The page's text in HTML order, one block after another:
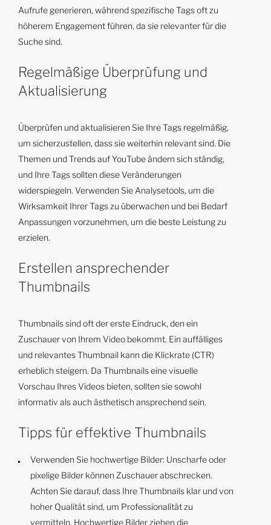
Aufrufe generieren, während spezifische Tags oft zu
höherem Engagement führen, da sie relevanter für die
Suche sind.
Regelmäßige Überprüfung und
Aktualisierung
Überprüfen und aktualisieren Sie Ihre Tags regelmäßig,
um sicherzustellen, dass sie weiterhin relevant sind. Die
Themen und Trends auf YouTube ändern sich ständig,
und Ihre Tags sollten diese Veränderungen
widerspiegeln. Verwenden Sie Analysetools, um die
Wirksamkeit Ihrer Tags zu überwachen und bei Bedarf
Anpassungen vorzunehmen, um die beste Leistung zu
erzielen.
Erstellen ansprechender
Thumbnails
Thumbnails sind oft der erste Eindruck, den ein
Zuschauer von Ihrem Video bekommt. Ein auffälliges
und relevantes Thumbnail kann die Klickrate (CTR)
erheblich steigern. Da Thumbnails eine visuelle
Vorschau Ihres Videos bieten, sollten sie sowohl
informativ als auch ästhetisch ansprechend sein.
Tipps für effektive Thumbnails
Verwenden Sie hochwertige Bilder: Unscharfe oder
pixelige Bilder können Zuschauer abschrecken.
Achten Sie darauf, dass Ihre Thumbnails klar und von
hoher Qualität sind, um Professionalität zu
vermitteln. Hochwertige Bilder ziehen die